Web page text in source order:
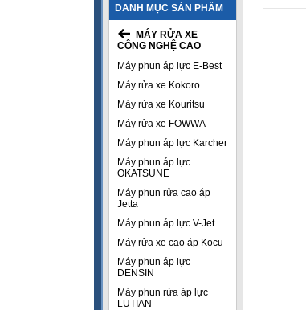
DANH MỤC SẢN PHẨM
MÁY RỬA XE
CÔNG NGHỆ CAO
Máy phun áp lực E-Best
Máy rửa xe Kokoro
Máy rửa xe Kouritsu
Máy rửa xe FOWWA
Máy phun áp lực Karcher
Máy phun áp lực
OKATSUNE
Máy phun rửa cao áp
Jetta
Máy phun áp lực V-Jet
Máy rửa xe cao áp Kocu
Máy phun áp lực
DENSIN
Máy phun rửa áp lực
LUTIAN